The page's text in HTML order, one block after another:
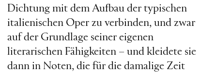
Dichtung mit dem Aufbau der typischen
italienischen Oper zu verbinden, und zwar
auf der Grundlage seiner eigenen
literarischen Fähigkeiten – und kleidete sie
dann in Noten, die für die damalige Zeit